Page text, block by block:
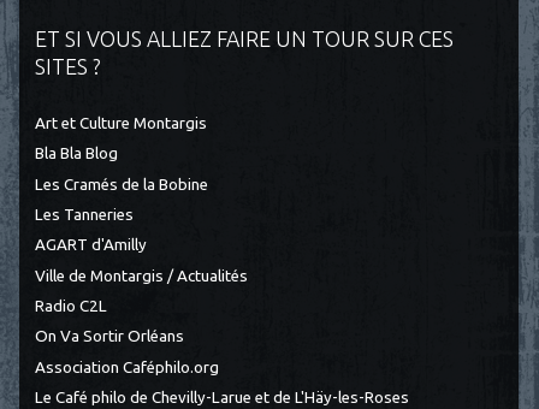
ET SI VOUS ALLIEZ FAIRE UN TOUR SUR CES
SITES ?
Art et Culture Montargis
Bla Bla Blog
Les Cramés de la Bobine
Les Tanneries
AGART d'Amilly
Ville de Montargis / Actualités
Radio C2L
On Va Sortir Orléans
Association Caféphilo.org
Le Café philo de Chevilly-Larue et de L'Häy-les-Roses